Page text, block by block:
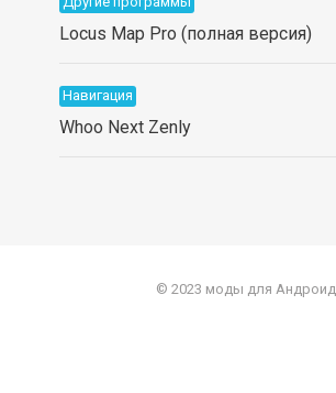
Locus Map Pro (полная версия)
Навигация
Whoo Next Zenly
© 2023 моды для Андроид